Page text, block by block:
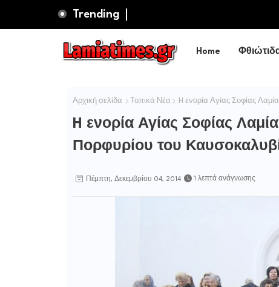
Trending
Home
Αρχική σελίδα Τοπικά Νέα H ενορία Αγίας Σοφίας
H ενορία Αγίας Σοφίας
Πορφυρίου του
Πέμπτη, Δεκεμβρίου 04, 2014 1 λεπτά ανάγνωσης